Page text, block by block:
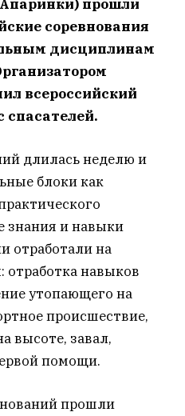
прошли
соревнования
дисциплинам
всероссийский
спасателей.
длилась неделю и
блоки как
знания и навыки
отработали на
отработка навыков
утопающего на
происшествие,
высоте, завал,
помощи.
прошли